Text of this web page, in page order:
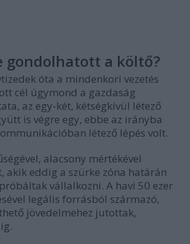
gondolhatott a költő?
óta a mindenkori vezetés
cél úgymond a gazdaság
az egy-két, kétségkívül létező
is végre egy, ebbe az irányba
létező lépés volt.
alacsony mértékével
akik eddig a szürke zóna határán
vállalkozni. A havi 50 ezer
legális forrásból származó,
jövedelmehez jutottak,